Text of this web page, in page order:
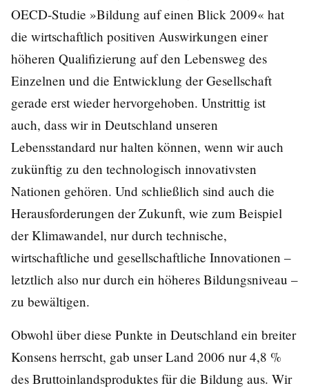
OECD-Studie »Bildung auf einen Blick 2009« hat
die wirtschaftlich positiven Auswirkungen einer
höheren Qualifizierung auf den Lebensweg des
Einzelnen und die Entwicklung der Gesellschaft
gerade erst wieder hervorgehoben. Unstrittig ist
auch, dass wir in Deutschland unseren
Lebensstandard nur halten können, wenn wir auch
zukünftig zu den technologisch innovativsten
Nationen gehören. Und schließlich sind auch die
Herausforderungen der Zukunft, wie zum Beispiel
der Klimawandel, nur durch technische,
wirtschaftliche und gesellschaftliche Innovationen –
letztlich also nur durch ein höheres Bildungsniveau –
zu bewältigen.
Obwohl über diese Punkte in Deutschland ein breiter
Konsens herrscht, gab unser Land 2006 nur 4,8 %
des Bruttoinlandsproduktes für die Bildung aus. Wir